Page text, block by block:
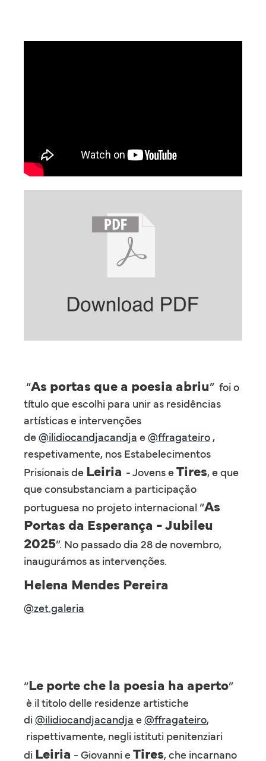
“As portas que a poesia abriu” foi o
título que escolhi para unir as residências
artísticas e intervenções
de @ilidiocandjacandja e @ffragateiro ,
respetivamente, nos Estabelecimentos
Prisionais de Leiria - Jovens e Tires, e que
que consubstanciam a participação
portuguesa no projeto internacional “As
Portas da Esperança - Jubileu
2025”. No passado dia 28 de novembro,
inaugurámos as intervenções.
Helena Mendes Pereira
@zet.galeria
“Le porte che la poesia ha aperto”
è il titolo delle residenze artistiche
di@ilidiocandjacandja e @ffragateiro,
rispettivamente, negli istituti penitenziari
di Leiria - Giovanni e Tires, che incarnano